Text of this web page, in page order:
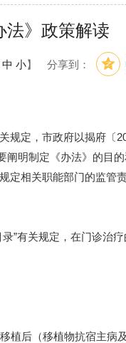
法》政策解读
中 小】 分享到：
定，市政府以揭府〔
明制定《办法》的目
相关职能部门的监管
有关规定，在门诊治
后（移植物抗宿主病